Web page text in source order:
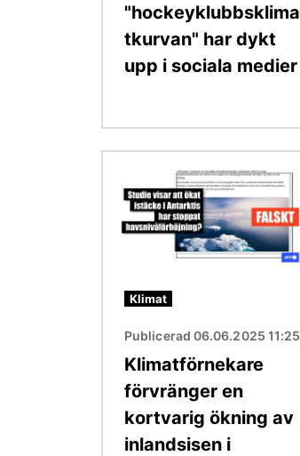
"hockeyklubbsklima
tkurvan" har dykt
upp i sociala medier
Klimat
Publicerad 06.06.2025 11:25
Klimatförnekare
förvränger en
kortvarig ökning av
inlandsisen i